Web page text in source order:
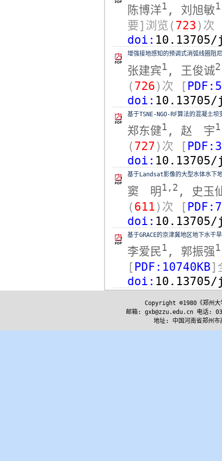
陈博洋1 , 刘旭敏1
要]浏览(723 )次
doi:
增强接地感知的预调式消弧线圈阻
张建宾1 , 王俊诚2
(726)次 [
doi:
基于TSNE-NGO-RF算法的混凝土坝
郑东健1 , 赵 宇1
(727)次 [
doi:
基于Landsat影像的大型水体水下
窦 明 1,2 , 史玉
(611)次 [
doi:
基于GRACE的京津冀地区地下水干
李爱民1 , 郭振强1
[ PDF:10740KB]
doi:
Copyright ©1980《郑州大
邮箱: gxb@zzu.edu.cn 电话:
地址: 中国河南省郑州市